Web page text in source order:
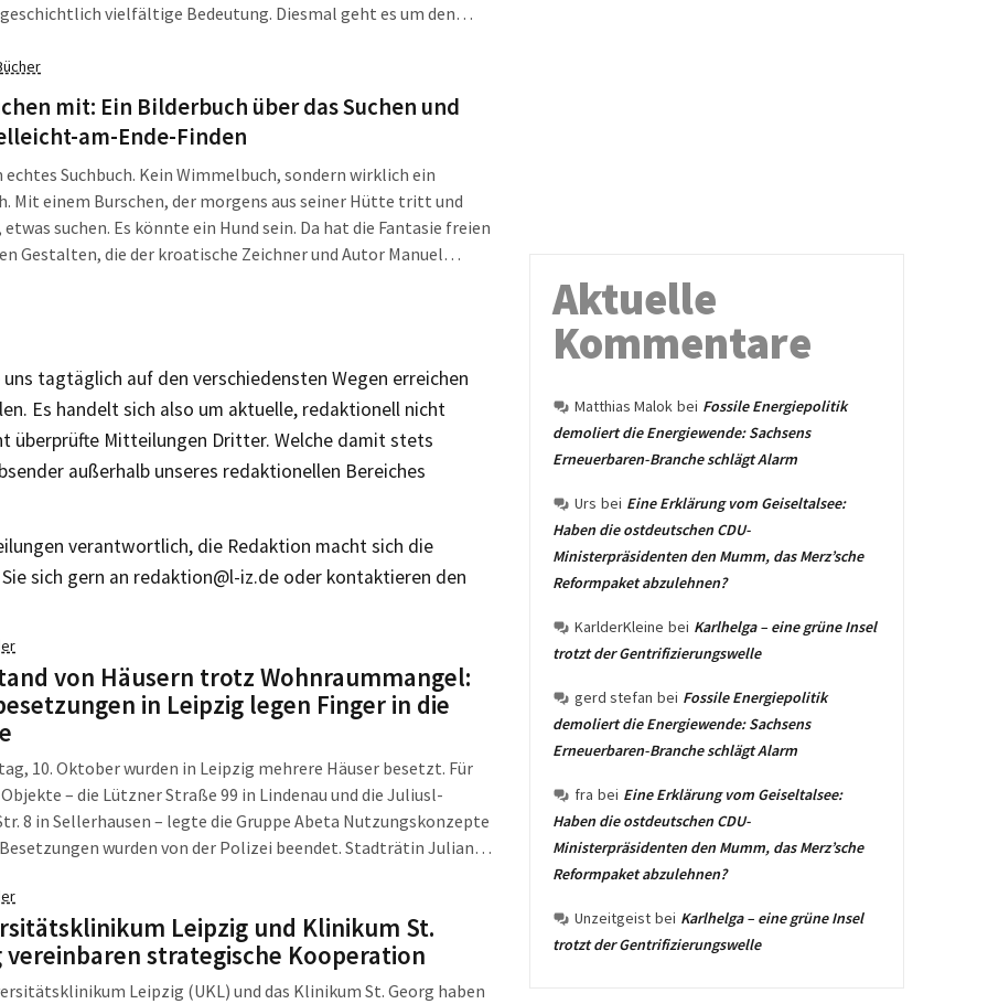
vielfältige Bedeutung. Diesmal geht es um den
Knautnaundorf – auch als Andreaskirche
– ist das in seinen ältesten Teilen aus dem 11. Jahrhundert
mit: Ein Bilderbuch über das Suchen und
am-Ende-Finden
echtes Suchbuch. Kein Wimmelbuch, sondern wirklich ein
Mit einem Burschen, der morgens aus seiner Hütte tritt und
suchen. Es könnte ein Hund sein. Da hat die Fantasie freien
Gestalten, die der kroatische Zeichner und Autor Manuel
tagtäglich auf den verschiedensten Wegen erreichen
Es handelt sich also um aktuelle, redaktionell nicht
überprüfte Mitteilungen Dritter. Welche damit stets
außerhalb unseres redaktionellen Bereiches
verantwortlich, die Redaktion macht sich die
sich gern an redaktion@l-iz.de oder kontaktieren den
von Häusern trotz Wohnraummangel:
in Leipzig legen Finger in die
10. Oktober wurden in Leipzig mehrere Häuser besetzt. Für
– die Lützner Straße 99 in Lindenau und die Juliusl-
8 in Sellerhausen – legte die Gruppe Abeta Nutzungskonzepte
wurden von der Polizei beendet. Stadträtin Juliane
Leipzig und Klinikum St.
vereinbaren strategische Kooperation
Leipzig (UKL) und das Klinikum St. Georg haben
Aktuelle
Kommentare
Matthias Malok bei Fossile Energiepolitik
demoliert die Energiewende: Sachsens
Erneuerbaren-Branche schlägt Alarm
Urs bei Eine Erklärung vom Geiseltalsee:
Haben die ostdeutschen CDU-
Ministerpräsidenten den Mumm, das Merz’sche
Reformpaket abzulehnen?
KarlderKleine bei Karlhelga – eine grüne Insel
trotzt der Gentrifizierungswelle
gerd stefan bei Fossile Energiepolitik
demoliert die Energiewende: Sachsens
Erneuerbaren-Branche schlägt Alarm
fra bei Eine Erklärung vom Geiseltalsee:
Haben die ostdeutschen CDU-
Ministerpräsidenten den Mumm, das Merz’sche
Reformpaket abzulehnen?
Unzeitgeist bei Karlhelga – eine grüne Insel
trotzt der Gentrifizierungswelle